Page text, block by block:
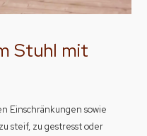
Stuhl mit
Einschränkungen sowie
steif, zu gestresst oder